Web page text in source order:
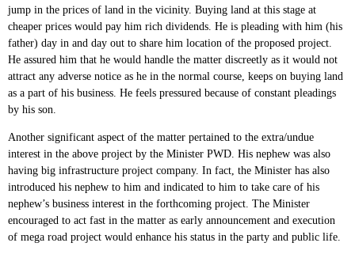
jump in the prices of land in the vicinity. Buying land at this stage at
cheaper prices would pay him rich dividends. He is pleading with him (his
father) day in and day out to share him location of the proposed project.
He assured him that he would handle the matter discreetly as it would not
attract any adverse notice as he in the normal course, keeps on buying land
as a part of his business. He feels pressured because of constant pleadings
by his son.
Another significant aspect of the matter pertained to the extra/undue
interest in the above project by the Minister PWD. His nephew was also
having big infrastructure project company. In fact, the Minister has also
introduced his nephew to him and indicated to him to take care of his
nephew’s business interest in the forthcoming project. The Minister
encouraged to act fast in the matter as early announcement and execution
of mega road project would enhance his status in the party and public life.